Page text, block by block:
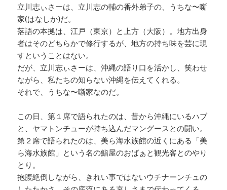
立川志ぃさーは、立川志の輔の番外弟子の、うちな〜噺
家(はなしか)だ。
落語の本拠は、江戸（東京）と上方（大阪）。地方出身
者はそのどちらかで修行するが、地方の持ち味を芸に現
すということはない。
だが、立川志ぃさーは、沖縄の語り口を活かし、笑わせ
ながら、私たちの知らない沖縄を伝えてくれる。
それで、うちな〜噺家なのだ。
この日、第１席で語られたのは、昔から沖縄にいるハブ
と、ヤマトンチューが持ち込んだマングースとの闘い。
第２席で語られたのは、美ら海水族館の近くにある「美
ら海水族館」という名の鮨屋のおばぁと観光客とのやり
とり。
抱腹絶倒しながら、きれい事ではないウチナーンチュの